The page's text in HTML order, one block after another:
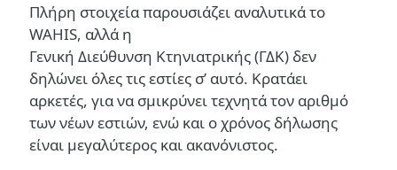
Πλήρη στοιχεία παρουσιάζει αναλυτικά το
WAHIS, αλλά η
Γενική Διεύθυνση Κτηνιατρικής (ΓΔΚ) δεν
δηλώνει όλες τις εστίες σ’ αυτό. Κρατάει
αρκετές, για να σμικρύνει τεχνητά τον αριθμό
των νέων εστιών, ενώ και ο χρόνος δήλωσης
είναι μεγαλύτερος και ακανόνιστος.